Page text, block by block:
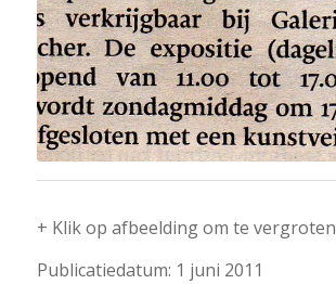
+ Klik op afbeelding om te vergroten
Publicatiedatum: 1 juni 2011